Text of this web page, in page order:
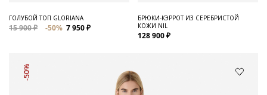
ГОЛУБОЙ ТОП GLORIANA
15 900 ₽ -50% 7 950 ₽
БРЮКИ-КЭРРОТ ИЗ СЕРЕБРИСТОЙ
КОЖИ NIL
128 900 ₽
-50%